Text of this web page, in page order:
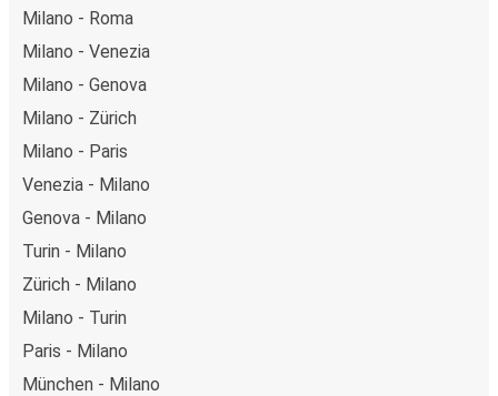
Apple Pay.
Milano - Roma
Milano - Venezia
Milano - Genova
Milano - Zürich
Milano - Paris
Venezia - Milano
Genova - Milano
Turin - Milano
Zürich - Milano
Milano - Turin
Paris - Milano
München - Milano